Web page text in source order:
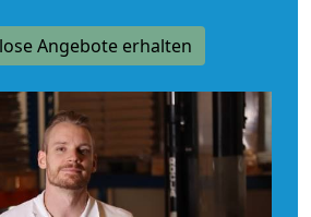
Angebote erhalten